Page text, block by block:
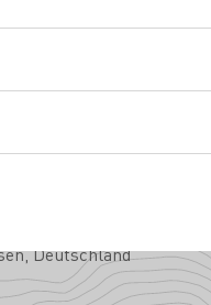
e.V.
VDP - Verband
Deutschland